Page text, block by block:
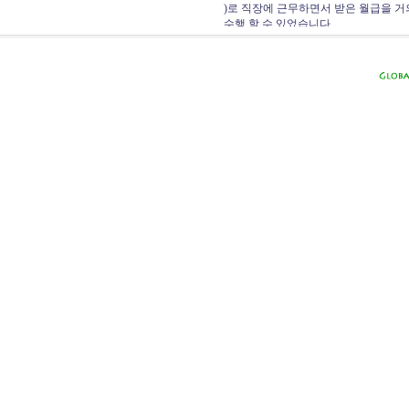
)로 직장에 근무하면서 받은 월급을
수행 할 수 있었습니다.
그리고 저는 근래 7-8년 동안 멕시코